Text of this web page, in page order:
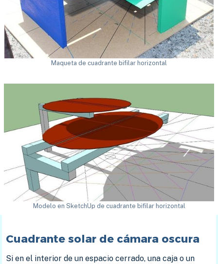
Maqueta de cuadrante bifilar horizontal
Modelo en SketchUp de cuadrante bifilar horizontal
Cuadrante solar de cámara oscura
Si en el interior de un espacio cerrado, una caja o un